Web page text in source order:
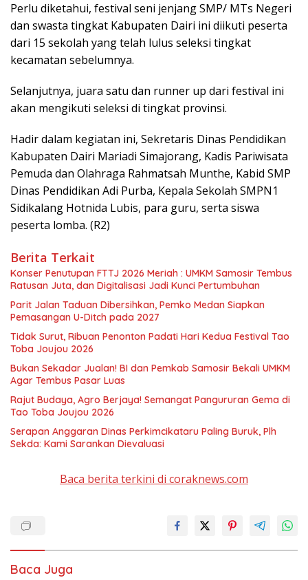
Perlu diketahui, festival seni jenjang SMP/ MTs Negeri
dan swasta tingkat Kabupaten Dairi ini diikuti peserta
dari 15 sekolah yang telah lulus seleksi tingkat
kecamatan sebelumnya.
Selanjutnya, juara satu dan runner up dari festival ini
akan mengikuti seleksi di tingkat provinsi.
Hadir dalam kegiatan ini, Sekretaris Dinas Pendidikan
Kabupaten Dairi Mariadi Simajorang, Kadis Pariwisata
Pemuda dan Olahraga Rahmatsah Munthe, Kabid SMP
Dinas Pendidikan Adi Purba, Kepala Sekolah SMPN1
Sidikalang Hotnida Lubis, para guru, serta siswa
peserta lomba. (R2)
Berita Terkait
Konser Penutupan FTTJ 2026 Meriah : UMKM Samosir Tembus
Ratusan Juta, dan Digitalisasi Jadi Kunci Pertumbuhan
Parit Jalan Taduan Dibersihkan, Pemko Medan Siapkan
Pemasangan U-Ditch pada 2027
Tidak Surut, Ribuan Penonton Padati Hari Kedua Festival Tao
Toba Joujou 2026
Bukan Sekadar Jualan! BI dan Pemkab Samosir Bekali UMKM
Agar Tembus Pasar Luas
Rajut Budaya, Agro Berjaya! Semangat Pangururan Gema di
Tao Toba Joujou 2026
Serapan Anggaran Dinas Perkimcikataru Paling Buruk, Plh
Sekda: Kami Sarankan Dievaluasi
Baca berita terkini di coraknews.com
Baca Juga